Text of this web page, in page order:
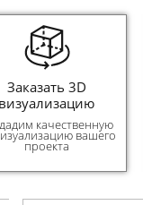
Заказать 3D
визуализацию
качественную
вашего
проекта